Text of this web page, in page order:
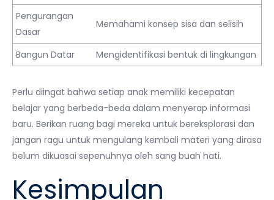
Pengurangan
Dasar
Memahami konsep sisa dan selisih
Bangun Datar Mengidentifikasi bentuk di lingkungan
Perlu diingat bahwa setiap anak memiliki kecepatan
belajar yang berbeda-beda dalam menyerap informasi
baru. Berikan ruang bagi mereka untuk bereksplorasi dan
jangan ragu untuk mengulang kembali materi yang dirasa
belum dikuasai sepenuhnya oleh sang buah hati.
Kesimpulan